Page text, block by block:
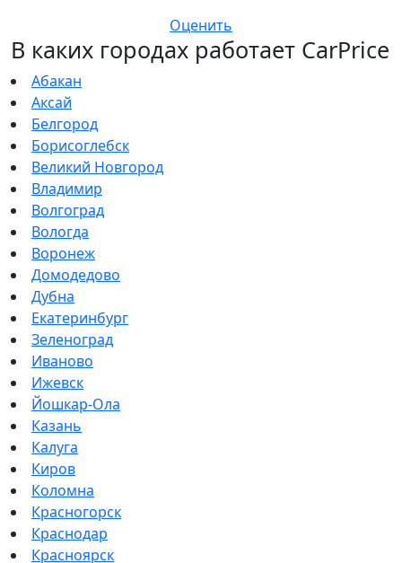
Оценить
В каких городах работает CarPrice
Абакан
Аксай
Белгород
Борисоглебск
Великий Новгород
Владимир
Волгоград
Вологда
Воронеж
Домодедово
Дубна
Екатеринбург
Зеленоград
Иваново
Ижевск
Йошкар-Ола
Казань
Калуга
Киров
Коломна
Красногорск
Краснодар
Красноярск